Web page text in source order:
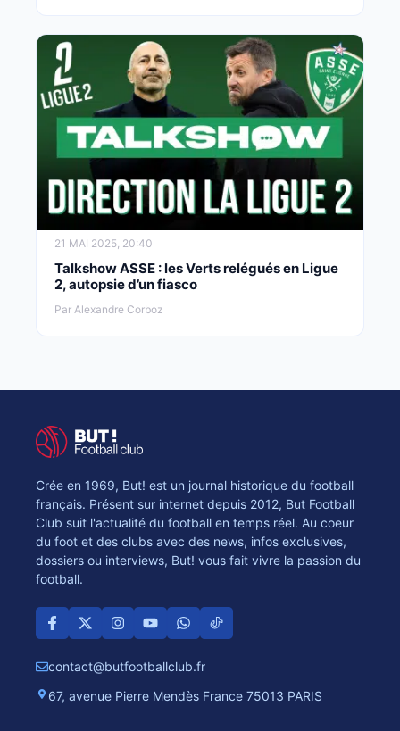
21 MAI 2025, 20:40
Talkshow ASSE : les Verts relégués en Ligue
2, autopsie d’un fiasco
Par Alexandre Corboz
Crée en 1969, But! est un journal historique du football
français. Présent sur internet depuis 2012, But Football
Club suit l'actualité du football en temps réel. Au coeur
du foot et des clubs avec des news, infos exclusives,
dossiers ou interviews, But! vous fait vivre la passion du
football.
contact@butfootballclub.fr
67, avenue Pierre Mendès France 75013 PARIS